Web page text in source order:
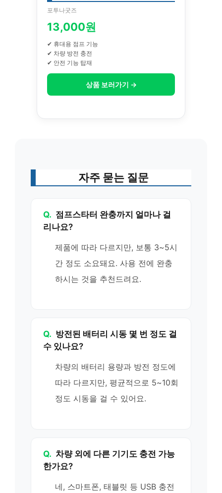
포투나굿즈
13,000원
✔ 휴대용 점프 기능
✔ 차량 방전 충전
✔ 안전 기능 탑재
상품 보러가기 →
자주 묻는 질문
Q. 점프스타터 완충까지 얼마나 걸
리나요?
제품에 따라 다르지만, 보통 3~5시
간 정도 소요돼요. 사용 전에 완충
하시는 것을 추천드려요.
Q. 방전된 배터리 시동 몇 번 정도 걸
수 있나요?
차량의 배터리 용량과 방전 정도에
따라 다르지만, 평균적으로 5~10회
정도 시동을 걸 수 있어요.
Q. 차량 외에 다른 기기도 충전 가능
한가요?
네, 스마트폰, 태블릿 등 USB 충전